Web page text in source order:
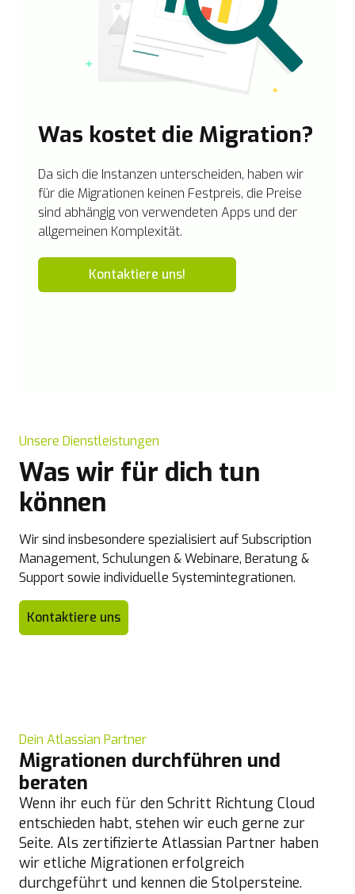
Was kostet die Migration?
Da sich die Instanzen unterscheiden, haben wir
für die Migrationen keinen Festpreis, die Preise
sind abhängig von verwendeten Apps und der
allgemeinen Komplexität.
Kontaktiere uns!
Unsere Dienstleistungen
Was wir für dich tun
können
Wir sind insbesondere spezialisiert auf Subscription
Management, Schulungen & Webinare, Beratung &
Support sowie individuelle Systemintegrationen.
Kontaktiere uns
Dein Atlassian Partner
Migrationen durchführen und
beraten
Wenn ihr euch für den Schritt Richtung Cloud
entschieden habt, stehen wir euch gerne zur
Seite. Als zertifizierte Atlassian Partner haben
wir etliche Migrationen erfolgreich
durchgeführt und kennen die Stolpersteine.